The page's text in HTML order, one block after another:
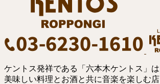
ケントス発祥である「六本木ケントス」は
美味しい料理とお酒と共に音楽を楽しむ店